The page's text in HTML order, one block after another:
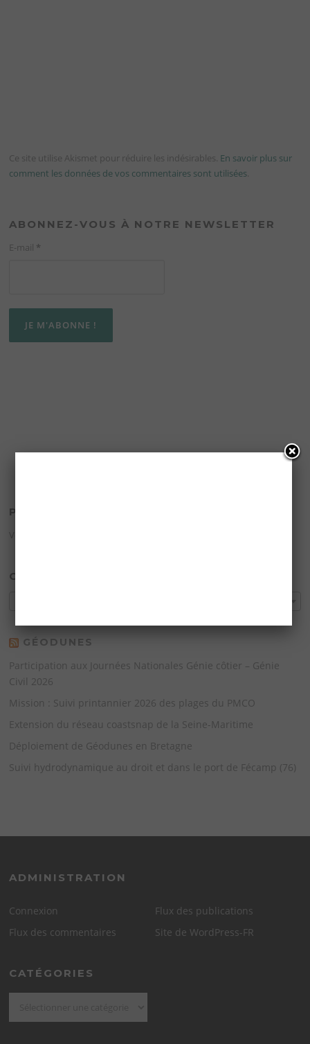
Ce site utilise Akismet pour réduire les indésirables. En savoir plus sur
comment les données de vos commentaires sont utilisées
ABONNEZ-VOUS À NOTRE NEWSLETTER
E-mail *
PANIER
CATÉGORIES DU PRODUIT
GÉODUNES
Participation aux Journées Nationales Génie côtier – Génie
Civil 2026
Mission : Suivi printannier 2026 des plages du PMCO
Extension du réseau coastsnap de la Seine-Maritime
Déploiement de Géodunes en Bretagne
Suivi hydrodynamique au droit et dans le port de Fécamp (76)
ADMINISTRATION
Connexion
Flux des publications
Flux des commentaires
Site de WordPress-FR
CATÉGORIES